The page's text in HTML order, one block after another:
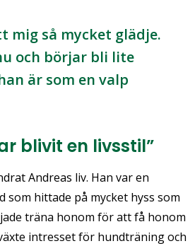
mig så mycket glädje.
och börjar bli lite
är som en valp
blivit en livsstil”
Andreas liv. Han var en
som hittade på mycket hyss som
träna honom för att få honom
intresset för hundträning och